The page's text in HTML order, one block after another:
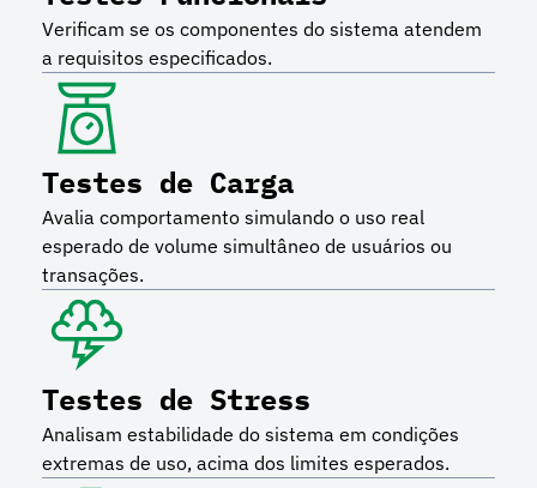
Verificam se os componentes do sistema atendem
a requisitos especificados.
Testes de Carga
Avalia comportamento simulando o uso real
esperado de volume simultâneo de usuários ou
transações.
Testes de Stress
Analisam estabilidade do sistema em condições
extremas de uso, acima dos limites esperados.